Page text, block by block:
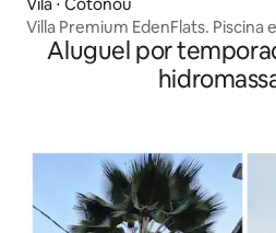
Villa Premium EdenFlats. Piscina
Aluguel por